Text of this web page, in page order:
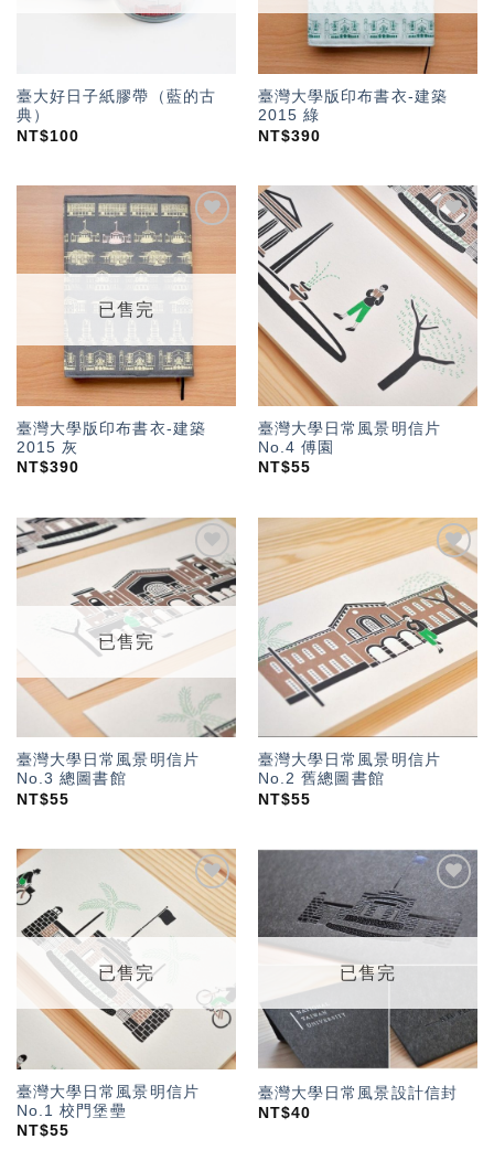
臺大好日子紙膠帶（藍的古
典）
NT$100
臺灣大學版印布書衣-建築
2015 綠
NT$390
望輕
已售完
臺灣大學版印布書衣-建築
2015 灰
NT$390
加入
「願
望輕
單」
臺灣大學日常風景明信片
No.4 傅園
NT$55
加入
「願
望輕
已售完
臺灣大學日常風景明信片
No.3 總圖書館
NT$55
「願
望輕
單」
臺灣大學日常風景明信片
No.2 舊總圖書館
NT$55
加入
「願
望輕
已售完
臺灣大學日常風景明信片
No.1 校門堡壘
NT$55
「願
望輕
已售完
臺灣大學日常風景設計信封
NT$40